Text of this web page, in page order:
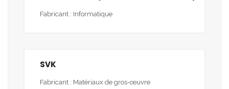
Fabricant : Informatique
SVK
Fabricant : Matériaux de gros-œuvre